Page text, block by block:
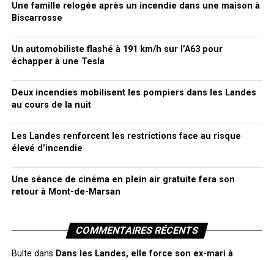
Une famille relogée après un incendie dans une maison à
Biscarrosse
Un automobiliste flashé à 191 km/h sur l’A63 pour
échapper à une Tesla
Deux incendies mobilisent les pompiers dans les Landes
au cours de la nuit
Les Landes renforcent les restrictions face au risque
élevé d’incendie
Une séance de cinéma en plein air gratuite fera son
retour à Mont-de-Marsan
COMMENTAIRES RÉCENTS
Bulte dans Dans les Landes, elle force son ex-mari à